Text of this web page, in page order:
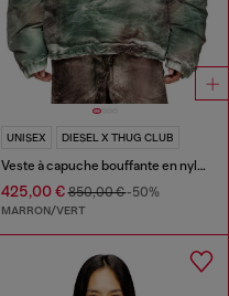
UNISEX DIESEL X THUG CLUB
Veste à capuche bouffante en nylon camouflage
425,00 €850,00 €-50%
MARRON/VERT